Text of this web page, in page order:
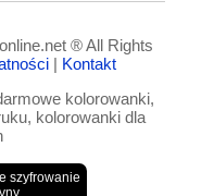
® All Rights
| Kontakt
kolorowanki,
kolorowanki dla